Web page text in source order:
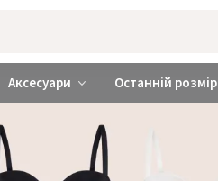
❤️ Київ та Україна
Аксесуари Останній розмір